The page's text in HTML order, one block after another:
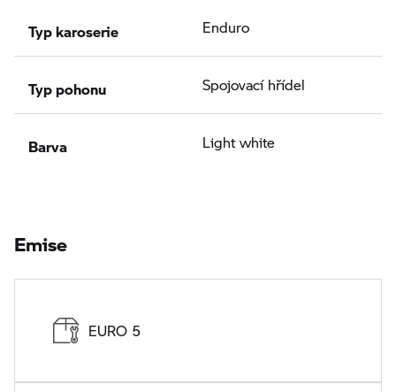
Typ karoserie Enduro
Typ pohonu Spojovací hřídel
Barva Light white
Emise
EURO 5